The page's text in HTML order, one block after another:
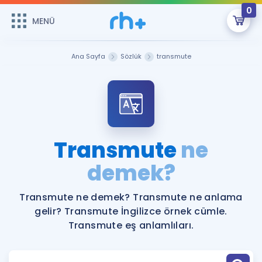
MENÜ
0
Şifremi Hatırlamıyorum
Sepetin Şu An Boş.
Remzi Hoca ile seni sınava hazırlayacak onlarca eğitim seni
bekliyor!
MENÜ
Katılımcı Görüşleri
Faydalı Araçlar
Ücretsiz Kaynaklar
İngilizce Gramer
Ana Sayfa Sözlük transmute
Transmutene
demek?
Transmute ne demek? Transmute ne anlama
gelir? Transmute İngilizce örnek cümle.
Transmute eş anlamlıları.